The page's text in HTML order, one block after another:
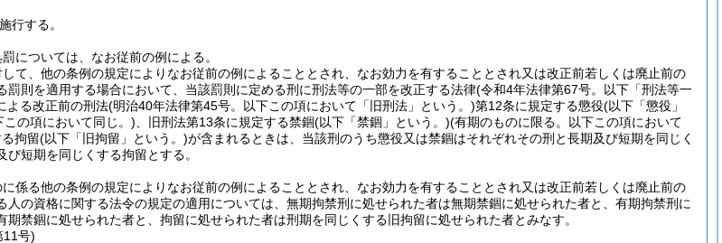
行する。
については、なお従前の例による。
て、他の条例の規定によりなお従前の例によることとされ、なお効力を有することとされ又は改正前若しくは廃止前の
罰則を適用する場合において、当該罰則に定める刑に刑法等の一部を改正する法律(令和4年法律第67号。以下「刑法等一
よる改正前の刑法(明治40年法律第45号。以下この項において「旧刑法」という。)第12条に規定する懲役(以下「懲役」
の項において同じ。) 、旧刑法第13条に規定する禁錮(以下「禁錮」という。)(有期のものに限る。以下この項において
拘留(以下「旧拘留」という。)が含まれるときは、当該刑のうち懲役又は禁錮はそれぞれその刑と長期及び短期を同じく
短期を同じくする拘留とする。
係る他の条例の規定によりなお従前の例によることとされ、なお効力を有することとされ又は改正前若しくは廃止前の
人の資格に関する法令の規定の適用については、無期拘禁刑に処せられた者は無期禁錮に処せられた者と、有期拘禁刑に
禁錮に処せられた者と、拘留に処せられた者は刑期を同じくする旧拘留に処せられた者とみなす。
11号)